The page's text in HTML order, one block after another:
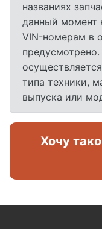
названиях
данный момент
VIN-номерам в
типа техники,
выпуска или
Хочу